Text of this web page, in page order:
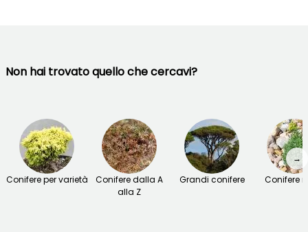
Non hai trovato quello che cercavi?
Conifere per varietà
Conifere dalla A
alla Z
Grandi conifere Conifere
→